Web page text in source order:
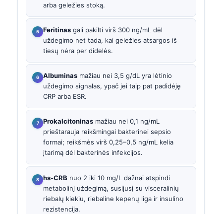
arba geležies stoką.
Feritinas gali pakilti virš 300 ng/mL dėl
uždegimo net tada, kai geležies atsargos iš
tiesų nėra per didelės.
Albuminas mažiau nei 3,5 g/dL yra lėtinio
uždegimo signalas, ypač jei taip pat padidėję
CRP arba ESR.
Prokalcitoninas mažiau nei 0,1 ng/mL
prieštarauja reikšmingai bakterinei sepsio
formai; reikšmės virš 0,25–0,5 ng/mL kelia
įtarimą dėl bakterinės infekcijos.
hs-CRB nuo 2 iki 10 mg/L dažnai atspindi
metabolinį uždegimą, susijusį su visceralinių
riebalų kiekiu, riebaline kepenų liga ir insulino
rezistencija.